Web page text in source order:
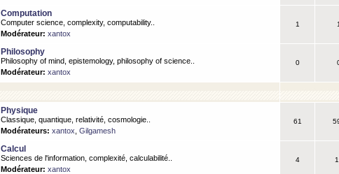
Computation
Computer science, complexity, computability..
Modérateur: xantox
1 1
Philosophy
Philosophy of mind, epistemology, philosophy of science..
Modérateur: xantox
0
Physique
Classique, quantique, relativité, cosmologie..
Modérateurs: xantox Gilgamesh
61
Calcul
Sciences de l'information, complexité, calculabilité..
Modérateur: xantox
4